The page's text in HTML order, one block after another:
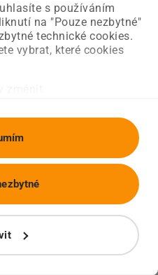
s používáním
na "Pouze nezbytné"
technické cookies.
vybrat, které cookies
Úvodní strana